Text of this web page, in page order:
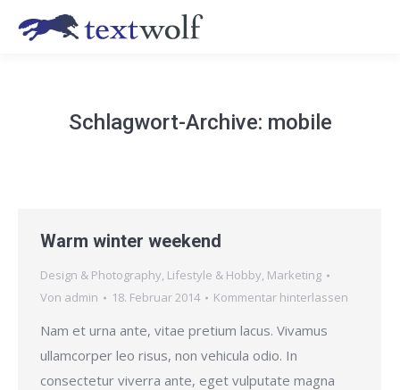
Schlagwort-Archive: mobile
Warm winter weekend
Design & Photography, Lifestyle & Hobby, Marketing
Von admin 18. Februar 2014 Kommentar hinterlassen
Nam et urna ante, vitae pretium lacus. Vivamus
ullamcorper leo risus, non vehicula odio. In
consectetur viverra ante, eget vulputate magna